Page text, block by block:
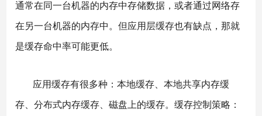
通常在同一台机器的内存中存储数据，或者通过网络存
在另一台机器的内存中。但应用层缓存也有缺点，那就
是缓存命中率可能更低。
应用缓存有很多种：本地缓存、本地共享内存缓
存、分布式内存缓存、磁盘上的缓存。缓存控制策略：